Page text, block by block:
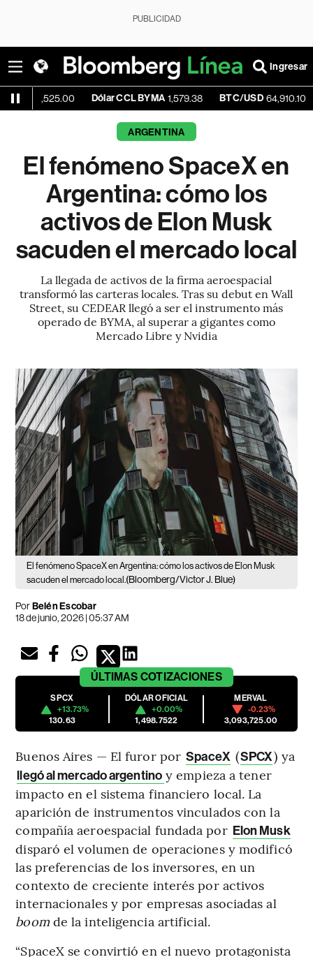
PUBLICIDAD
Ingresar
Dólar CCL BYMA 1,579.38 BTC/USD 64,910.10 +0.80%
ARGENTINA
El fenómeno SpaceX en
Argentina: cómo los
activos de Elon Musk
sacuden el mercado local
La llegada de activos de la firma aeroespacial
transformó las carteras locales. Tras su debut en Wall
Street, su CEDEAR llegó a ser el instrumento más
operado de BYMA, al superar a gigantes como
Mercado Libre y Nvidia
El fenómeno SpaceX en Argentina: cómo los activos de Elon Musk
sacuden el mercado local.(Bloomberg/Victor J. Blue)
PorBelén Escobar
18 de junio, 2026 | 05:37 AM
ÚLTIMAS COTIZACIONES
SPCX
+13.73%
130.63
DÓLAR OFICIAL
+0.00%
1,498.7522
MERVAL
-0.23%
3,093,725.00
Buenos Aires — El furor por SpaceX (SPCX) ya
llegó al mercado argentino y empieza a tener
impacto en el sistema financiero local. La
aparición de instrumentos vinculados con la
compañía aeroespacial fundada por Elon Musk
disparó el volumen de operaciones y modificó
las preferencias de los inversores, en un
contexto de creciente interés por activos
internacionales y por empresas asociadas al
boom de la inteligencia artificial.
“SpaceX se convirtió en el nuevo protagonista